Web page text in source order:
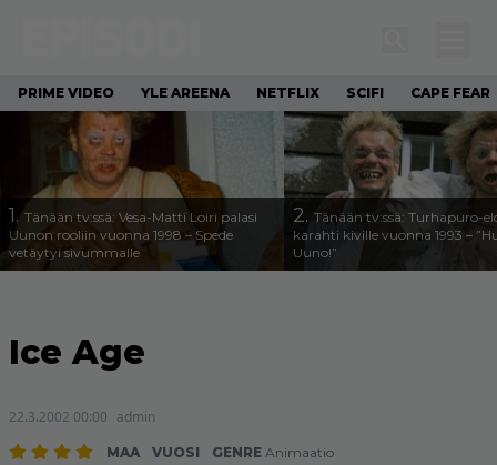
PRIME VIDEO YLE AREENA NETFLIX SCIFI CAPE FEAR
1. Tänään tv:ssä: Vesa-Matti Loiri palasi
Uunon rooliin vuonna 1998 – Spede
vetäytyi sivummalle
2. Tänään tv:ssä: Turhapuro-
karahti kiville vuonna 1993 –
Uuno!”
Ice Age
22.3.2002 00:00 admin
MAA VUOSI GENRE Animaatio